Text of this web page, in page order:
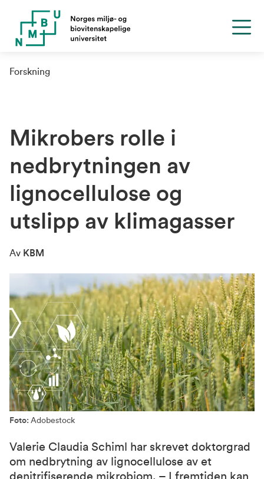
Forskning
Mikrobers rolle i
nedbrytningen av
lignocellulose og
utslipp av klimagasser
Av KBM
Foto: Adobestock
Valerie Claudia Schiml har skrevet doktorgrad
om nedbrytning av lignocellulose av et
denitrifiserende mikrobiom. – I fremtiden kan